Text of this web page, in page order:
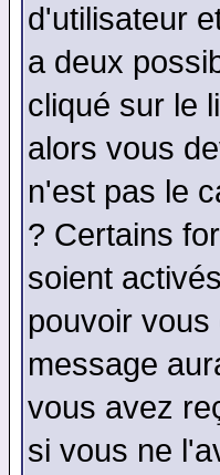
d'utilisateur
a deux
cliqué sur le
alors vous
n'est pas le
? Certains
soient
pouvoir
message
vous avez
si vous ne